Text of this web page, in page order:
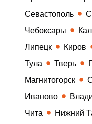
Севастополь
Чебоксары
Липецк
Киров
Тула
Тверь
Магнитогорск
Иваново
Чита
Нижний